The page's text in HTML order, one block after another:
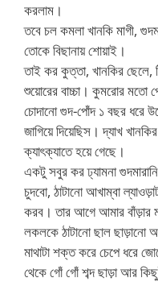
করলাম।
তবে চল কমলা খানকি মাগী,
তোকে বিছানায় শোয়াই।
তাই কর কুত্তা, খানকির ছেলে,
শুয়োরের বাচ্চা। কুমরোর মতো
চোদানো গুদ-পোঁদ ১ বছর ধরে
জাগিয়ে দিয়েছিস। দ্যাখ
ক্যাৎক্যাতে হয়ে গেছে।
একটু সবুর কর ঢ্যামনা
চুদবো, ঠাটানো আখাম্বা
করব। তার আগে আমার বাঁড়ার
লকলকে ঠাটানো ছাল ছাড়ানো
মাথাটা শক্ত করে চেপে ধরে
থেকে গোঁ গোঁ শব্দ ছাড়া আর